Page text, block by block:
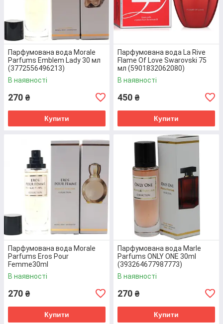
Туалетна вода Shaman
Оригінальна туалетна вода, яка має приємний та
легкий аромат і є доволі стійкою. Головними нота
цього запаху є апельсин, евкаліпт, лаванда, а
також мускус. Об’єм - 100 мл.
Парфумована вода Morale Parfums
Парфумована вода Morale
Parfums Emblem Lady 30 мл
(3772556496213)
В наявності
270 ₴
Купити
Парфумована вода La Rive
Flame Of Love Swarovski 75
мл (5901832062080)
В наявності
450 ₴
Купити
Парфумована вода Morale
Parfums Eros Pour
Femme30ml
(3759754983196)
В наявності
270 ₴
Купити
Парфумована вода Marle
Parfums ONLY ONE 30ml
(393264677987773)
В наявності
270 ₴
Купити